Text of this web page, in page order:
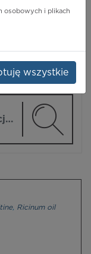
, Ricinum oil
osobowych i plikach
wszystkie